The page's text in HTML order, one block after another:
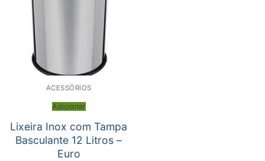
ACESSÓRIOS
Adicionar
Lixeira Inox com Tampa
Basculante 12 Litros –
Euro